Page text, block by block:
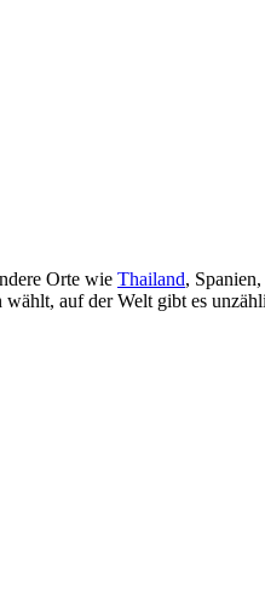
Orte wie Thailand,
auf der Welt gibt es